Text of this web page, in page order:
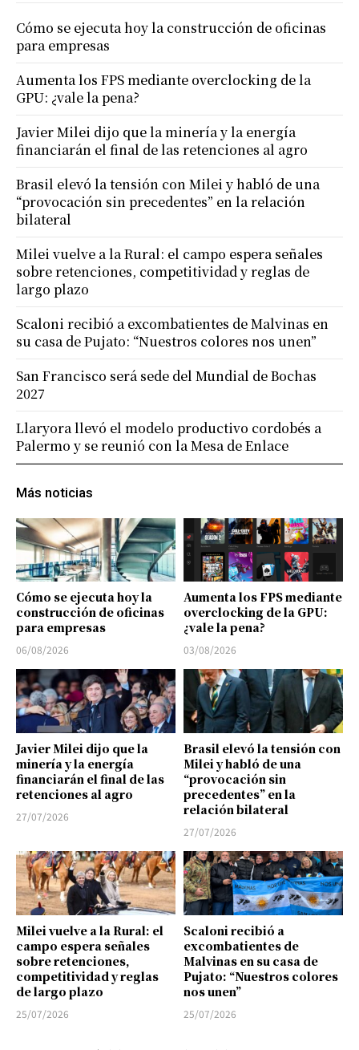
Más noticias
Cómo se ejecuta hoy la
construcción de oficinas
para empresas
06/08/2026
Aumenta los FPS mediante
overclocking de la GPU:
¿vale la pena?
03/08/2026
Javier Milei dijo que la
minería y la energía
financiarán el final de las
retenciones al agro
27/07/2026
Brasil elevó la tensión con
Milei y habló de una
“provocación sin
precedentes” en la
relación bilateral
27/07/2026
Milei vuelve a la Rural: el
campo espera señales
sobre retenciones,
competitividad y reglas
de largo plazo
25/07/2026
Scaloni recibió a
excombatientes de
Malvinas en su casa de
Pujato: “Nuestros colores
nos unen”
25/07/2026
Cómo se ejecuta hoy la construcción de oficinas
para empresas
Aumenta los FPS mediante overclocking de la
GPU: ¿vale la pena?
Javier Milei dijo que la minería y la energía
financiarán el final de las retenciones al agro
Brasil elevó la tensión con Milei y habló de una
“provocación sin precedentes” en la relación
bilateral
Milei vuelve a la Rural: el campo espera señales
sobre retenciones, competitividad y reglas de
largo plazo
Scaloni recibió a excombatientes de Malvinas en
su casa de Pujato: “Nuestros colores nos unen”
San Francisco será sede del Mundial de Bochas
2027
Llaryora llevó el modelo productivo cordobés a
Palermo y se reunió con la Mesa de Enlace